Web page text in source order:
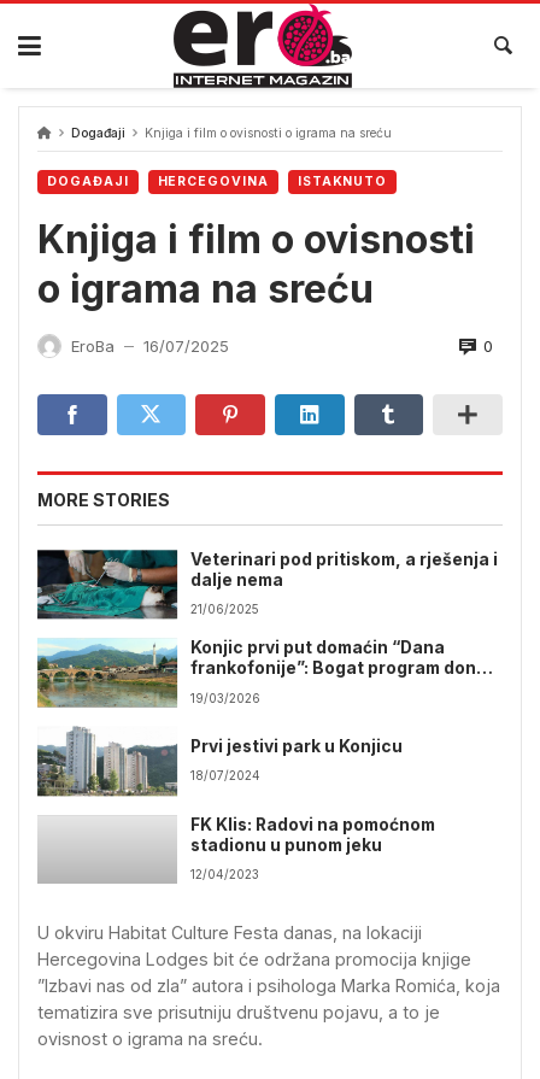
Skip
content
Događaji Knjiga i film o ovisnosti o igrama na sreću
DOGAĐAJI HERCEGOVINA ISTAKNUTO
Knjiga i film o ovisnosti
o igrama na sreću
EroBa — 16/07/2025 0
MORE STORIES
Veterinari pod pritiskom, a rješenja i
dalje nema
21/06/2025
Konjic prvi put domaćin “Dana
frankofonije”: Bogat program donosi
duh Francuske u BiH
19/03/2026
Prvi jestivi park u Konjicu
18/07/2024
FK Klis: Radovi na pomoćnom
stadionu u punom jeku
12/04/2023
U okviru Habitat Culture Festa danas, na lokaciji
Hercegovina Lodges bit će održana promocija knjige
”Izbavi nas od zla” autora i psihologa Marka Romića, koja
tematizira sve prisutniju društvenu pojavu, a to je
ovisnost o igrama na sreću.